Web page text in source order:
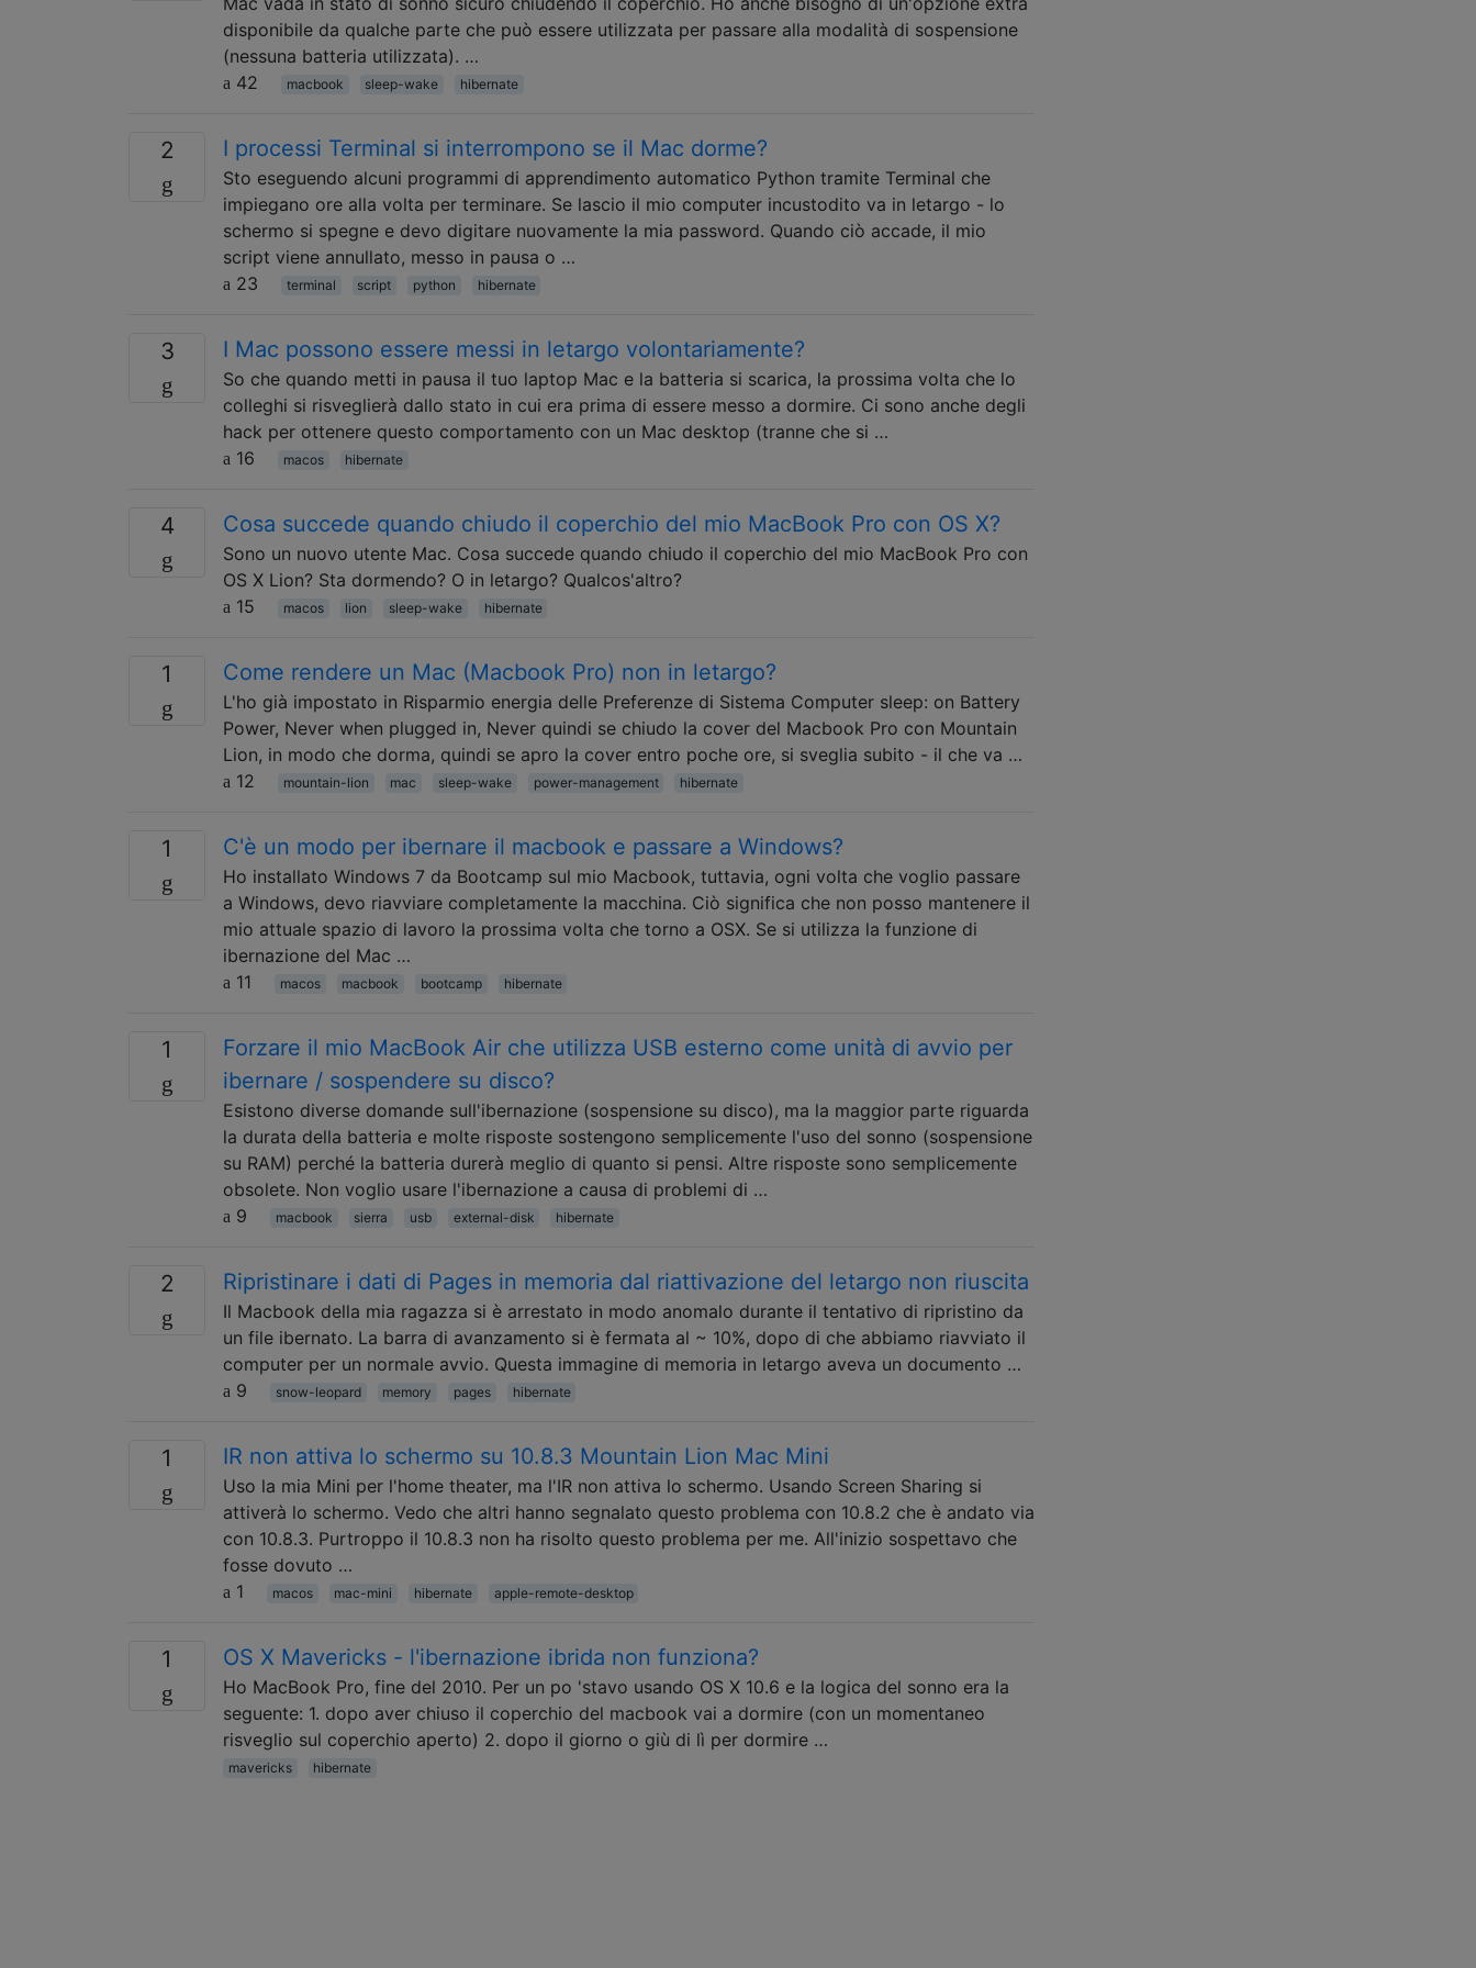
disponibile da qualche parte che può essere utilizzata per passare alla modalità di sospensione
(nessuna batteria utilizzata). …
42
macbook sleep-wake hibernate
2 I processi Terminal si interrompono se il Mac dorme?
Sto eseguendo alcuni programmi di apprendimento automatico Python tramite Terminal che
impiegano ore alla volta per terminare. Se lascio il mio computer incustodito va in letargo - lo
schermo si spegne e devo digitare nuovamente la mia password. Quando ciò accade, il mio
script viene annullato, messo in pausa o …
23
terminal script python hibernate
3 I Mac possono essere messi in letargo volontariamente?
So che quando metti in pausa il tuo laptop Mac e la batteria si scarica, la prossima volta che lo
colleghi si risveglierà dallo stato in cui era prima di essere messo a dormire. Ci sono anche degli
hack per ottenere questo comportamento con un Mac desktop (tranne che si …
16
macos hibernate
4 Cosa succede quando chiudo il coperchio del mio MacBook Pro con OS X?
Sono un nuovo utente Mac. Cosa succede quando chiudo il coperchio del mio MacBook Pro con
OS X Lion? Sta dormendo? O in letargo? Qualcos'altro?
15
macos lion sleep-wake hibernate
1 Come rendere un Mac (Macbook Pro) non in letargo?
L'ho già impostato in Risparmio energia delle Preferenze di Sistema Computer sleep: on Battery
Power, Never when plugged in, Never quindi se chiudo la cover del Macbook Pro con Mountain
Lion, in modo che dorma, quindi se apro la cover entro poche ore, si sveglia subito - il che va …
12
mountain-lion mac sleep-wake power-management hibernate
1 C'è un modo per ibernare il macbook e passare a Windows?
Ho installato Windows 7 da Bootcamp sul mio Macbook, tuttavia, ogni volta che voglio passare
a Windows, devo riavviare completamente la macchina. Ciò significa che non posso mantenere il
mio attuale spazio di lavoro la prossima volta che torno a OSX. Se si utilizza la funzione di
ibernazione del Mac …
11
macos macbook bootcamp hibernate
1
Forzare il mio MacBook Air che utilizza USB esterno come unità di avvio per
ibernare / sospendere su disco?
Esistono diverse domande sull'ibernazione (sospensione su disco), ma la maggior parte riguarda
la durata della batteria e molte risposte sostengono semplicemente l'uso del sonno (sospensione
su RAM) perché la batteria durerà meglio di quanto si pensi. Altre risposte sono semplicemente
obsolete. Non voglio usare l'ibernazione a causa di problemi di …
9
macbook sierra usb external-disk hibernate
2 Ripristinare i dati di Pages in memoria dal riattivazione del letargo non riuscita
Il Macbook della mia ragazza si è arrestato in modo anomalo durante il tentativo di ripristino da
un file ibernato. La barra di avanzamento si è fermata al ~ 10%, dopo di che abbiamo riavviato il
computer per un normale avvio. Questa immagine di memoria in letargo aveva un documento …
9
snow-leopard memory pages hibernate
1 IR non attiva lo schermo su 10.8.3 Mountain Lion Mac Mini
Uso la mia Mini per l'home theater, ma l'IR non attiva lo schermo. Usando Screen Sharing si
attiverà lo schermo. Vedo che altri hanno segnalato questo problema con 10.8.2 che è andato via
con 10.8.3. Purtroppo il 10.8.3 non ha risolto questo problema per me. All'inizio sospettavo che
fosse dovuto …
1
macos mac-mini hibernate apple-remote-desktop
1 OS X Mavericks - l'ibernazione ibrida non funziona?
Ho MacBook Pro, fine del 2010. Per un po 'stavo usando OS X 10.6 e la logica del sonno era la
seguente: 1. dopo aver chiuso il coperchio del macbook vai a dormire (con un momentaneo
risveglio sul coperchio aperto) 2. dopo il giorno o giù di lì per dormire …
mavericks hibernate